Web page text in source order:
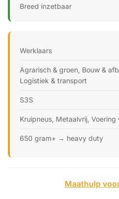
Breed inzetbaar
Werklaars
Agrarisch & groen, Bouw &
Logistiek & transport
S3S
Kruipneus, Metaalvrij, Voering
650 gram+ → heavy duty
Maathulp